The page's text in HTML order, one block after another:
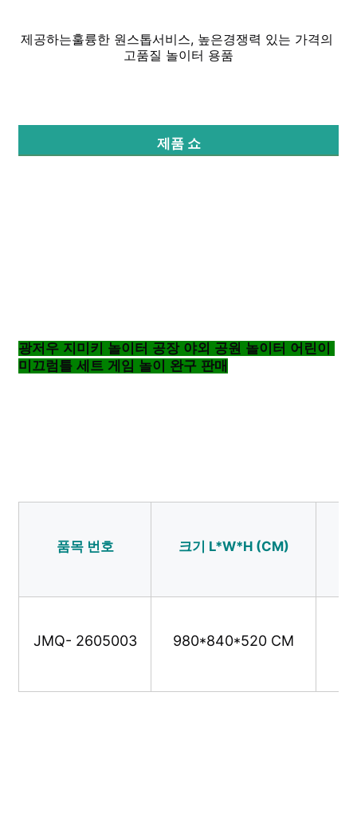
사건
제공하는훌륭한 원스톱서비스, 높은경쟁력 있는 가격의
고품질 놀이터 용품
제품 쇼
광저우 지미키 놀이터 공장 야외 공원 놀이터 어린이
미끄럼틀 세트 게임 놀이 완구 판매
품목 번호 크기 L*W*H (CM)
JMQ- 2605003 980*840*520 CM